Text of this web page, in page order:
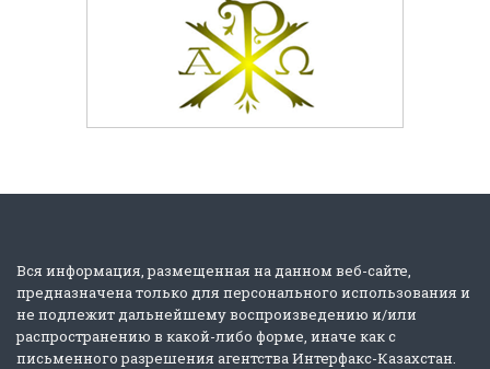
Вся информация, размещенная на данном веб-сайте,
предназначена только для персонального использования и
не подлежит дальнейшему воспроизведению и/или
распространению в какой-либо форме, иначе как с
письменного разрешения агентства Интерфакс-Казахстан.